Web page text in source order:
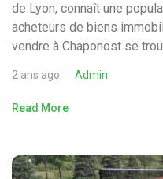
de Lyon, connaît une
acheteurs de biens
vendre à Chaponost se
2 ans ago Admin
Read More